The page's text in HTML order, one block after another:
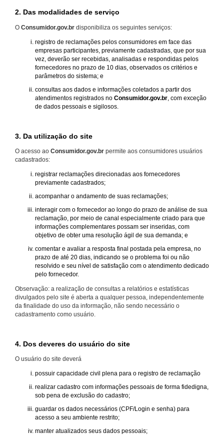
2. Das modalidades de serviço
O Consumidor.gov.br disponibiliza os seguintes serviços:
registro de reclamações pelos consumidores em face das
empresas participantes, previamente cadastradas, que por sua
vez, deverão ser recebidas, analisadas e respondidas pelos
fornecedores no prazo de 10 dias, observados os critérios e
parâmetros do sistema; e
consultas aos dados e informações coletados a partir dos
atendimentos registrados no Consumidor.gov.br , com exceção
de dados pessoais e sigilosos.
3. Da utilização do site
O acesso ao Consumidor.gov.br permite aos consumidores usuários
cadastrados:
registrar reclamações direcionadas aos fornecedores
previamente cadastrados;
acompanhar o andamento de suas reclamações;
interagir com o fornecedor ao longo do prazo de análise de sua
reclamação, por meio de canal especialmente criado para que
informações complementares possam ser inseridas, com
objetivo de obter uma resolução ágil de sua demanda; e
comentar e avaliar a resposta final postada pela empresa, no
prazo de até 20 dias, indicando se o problema foi ou não
resolvido e seu nível de satisfação com o atendimento dedicado
pelo fornecedor.
Observação: a realização de consultas a relatórios e estatísticas
divulgados pelo site é aberta a qualquer pessoa, independentemente
da finalidade do uso da informação, não sendo necessário o
cadastramento como usuário.
4. Dos deveres do usuário do site
O usuário do site deverá
possuir capacidade civil plena para o registro de reclamação
realizar cadastro com informações pessoais de forma fidedigna,
sob pena de exclusão do cadastro;
guardar os dados necessários (CPF/Login e senha) para
acesso a seu ambiente restrito;
manter atualizados seus dados pessoais;